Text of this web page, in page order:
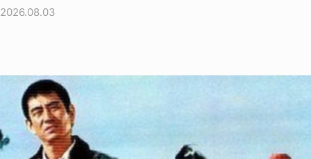
2026.08.03